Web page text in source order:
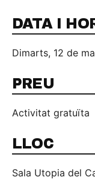
DATA I
Dimarts, 12 de
PREU
Activitat gratuïta
LLOC
Sala Utopia del